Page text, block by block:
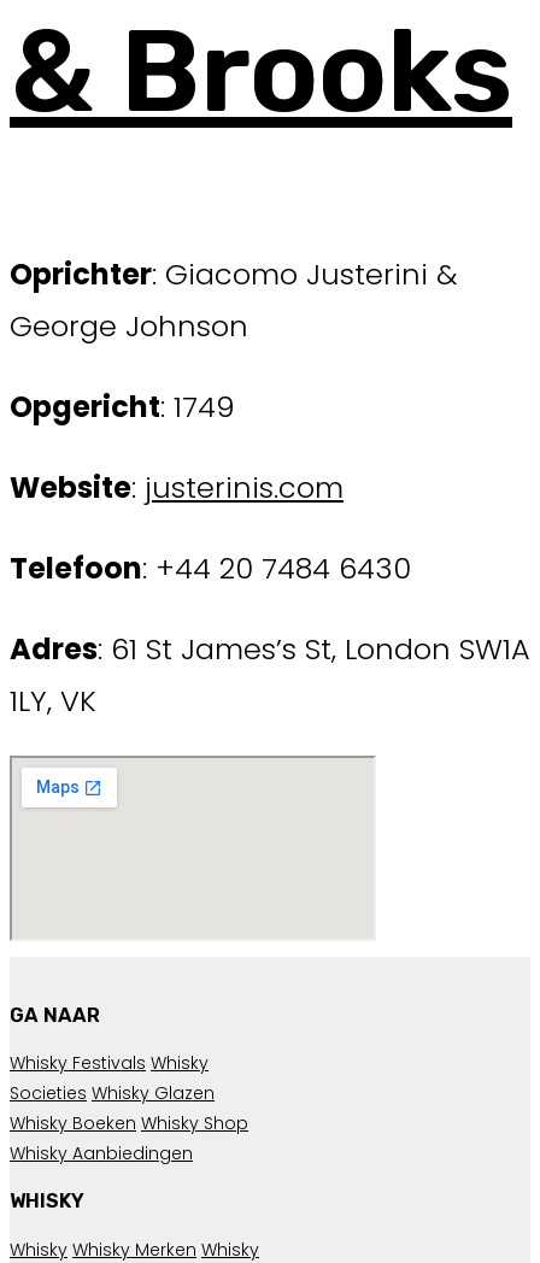
& Brooks
Oprichter: Giacomo Justerini &
George Johnson
Opgericht: 1749
Website: justerinis.com
Telefoon: +44 20 7484 6430
Adres: 61 St James’s St, London SW1A
1LY, VK
GA NAAR
Whisky Festivals Whisky
Societies Whisky Glazen
Whisky Boeken Whisky Shop
Whisky Aanbiedingen
WHISKY
Whisky Whisky Merken Whisky